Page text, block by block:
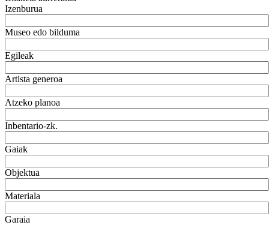
Izenburua
Museo edo bilduma
Egileak
Artista generoa
Atzeko planoa
Inbentario-zk.
Gaiak
Objektua
Materiala
Garaia